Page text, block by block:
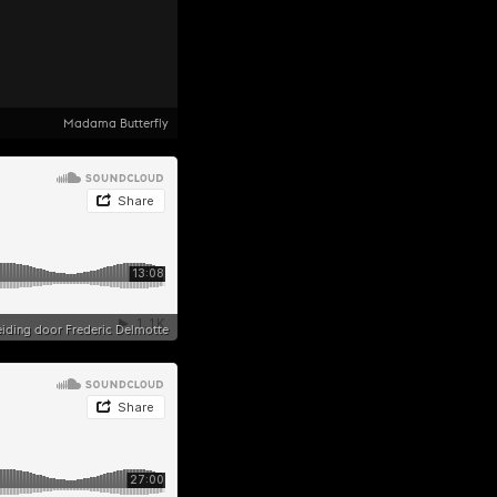
Madama Butterfly
door Frederic Delmotte